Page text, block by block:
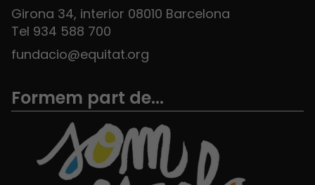
Girona 34, interior 08010 Barcelona
Tel 934 588 700
fundacio@equitat.org
Formem part de...